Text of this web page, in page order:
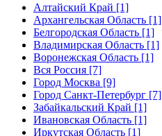
Алтайский Край [1]
Архангельская Область [1]
Белгородская Область [1]
Владимирская Область [1]
Воронежская Область [1]
Вся Россия [7]
Город Москва [9]
Город Санкт-Петербург [7]
Забайкальский Край [1]
Ивановская Область [1]
Иркутская Область [1]